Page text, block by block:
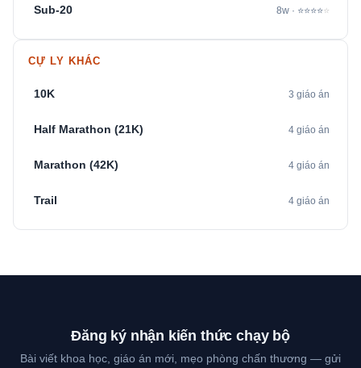
Sub-20 8w · ⭐⭐⭐⭐⭐
CỰ LY KHÁC
10K 3 giáo án
Half Marathon (21K) 4 giáo án
Marathon (42K) 4 giáo án
Trail 4 giáo án
Đăng ký nhận kiến thức chạy bộ
Bài viết khoa học, giáo án mới, mẹo phòng chấn thương — gửi